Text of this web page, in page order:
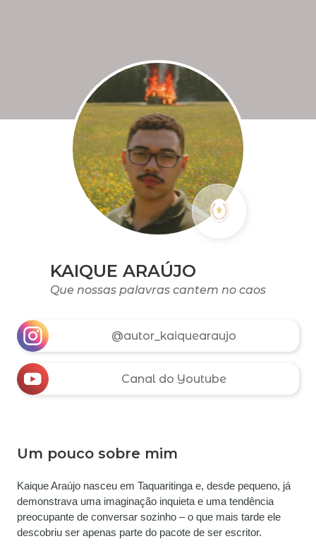
KAIQUE ARAÚJO
Que nossas palavras cantem no caos
@autor_kaiquearaujo
Canal do Youtube
Um pouco sobre mim
Kaique Araújo nasceu em Taquaritinga e, desde pequeno, já
demonstrava uma imaginação inquieta e uma tendência
preocupante de conversar sozinho – o que mais tarde ele
descobriu ser apenas parte do pacote de ser escritor.